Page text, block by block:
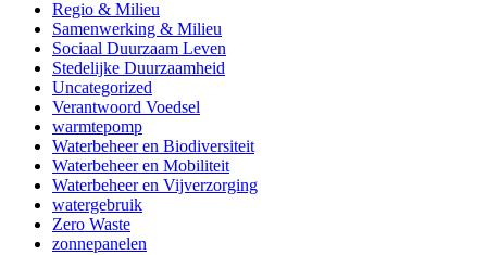
Regio & Milieu
Samenwerking & Milieu
Sociaal Duurzaam Leven
Stedelijke Duurzaamheid
Uncategorized
Verantwoord Voedsel
warmtepomp
Waterbeheer en Biodiversiteit
Waterbeheer en Mobiliteit
Waterbeheer en Vijverzorging
watergebruik
Zero Waste
zonnepanelen